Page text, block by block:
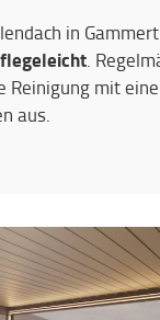
in
.
Reinigung mit
aus.